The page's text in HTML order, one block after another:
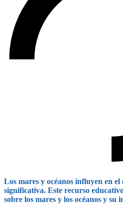
Los mares y océanos influyen en
significativa. Este recurso
sobre los mares y los océanos y su